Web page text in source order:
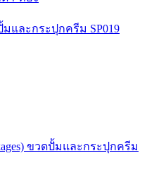
และกระปุกครีม SP019